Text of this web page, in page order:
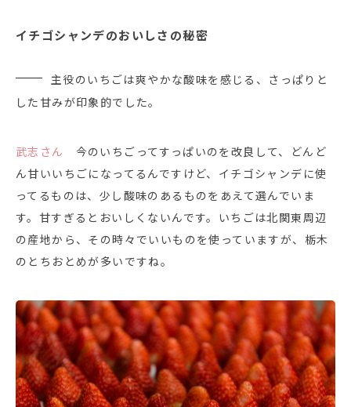
イチゴシャンデのおいしさの秘密
主役のいちごは爽やかな酸味を感じる、さっぱりと
した甘みが印象的でした。
武志さん
今のいちごってすっぱいのを改良して、どんど
ん甘いいちごになってるんですけど、イチゴシャンデに使
ってるものは、少し酸味のあるものをあえて選んでいま
す。甘すぎるとおいしくないんです。いちごは北関東周辺
の産地から、その時々でいいものを使っていますが、栃木
のとちおとめが多いですね。